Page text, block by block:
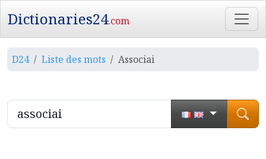
Dictionaries24.com
D24 Liste des mots Associai